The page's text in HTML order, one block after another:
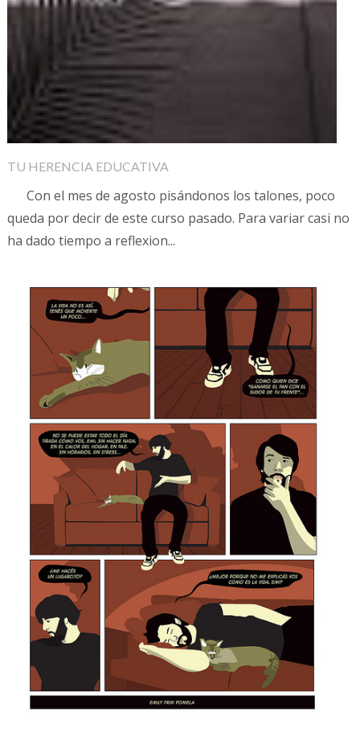
TU HERENCIA EDUCATIVA
Con el mes de agosto pisándonos los talones, poco
queda por decir de este curso pasado. Para variar casi no
ha dado tiempo a reflexion...